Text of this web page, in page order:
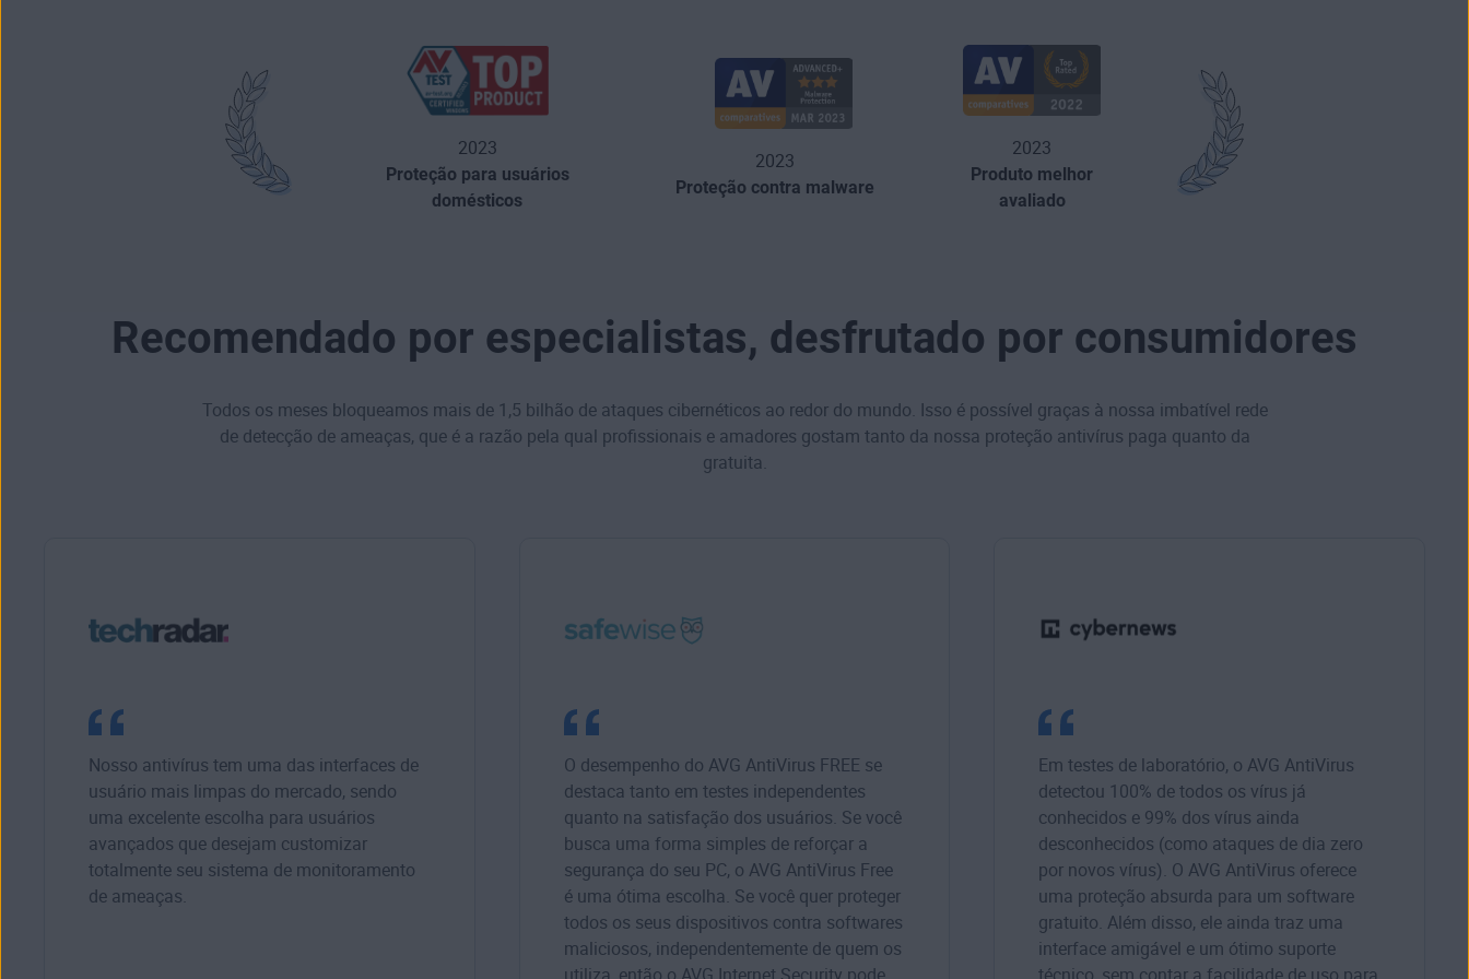
2023
Proteção para usuários
domésticos
2023
Proteção contra malware
2023
Produto melhor
avaliado
Recomendado por especialistas, desfrutado por consumidores
Todos os meses bloqueamos mais de 1,5 bilhão de ataques cibernéticos ao redor do mundo. Isso é possível graças à nossa imbatível rede
de detecção de ameaças, que é a razão pela qual profissionais e amadores gostam tanto da nossa proteção antivírus paga quanto da
gratuita.
Nosso antivírus tem uma das interfaces de
usuário mais limpas do mercado, sendo
uma excelente escolha para usuários
avançados que desejam customizar
totalmente seu sistema de monitoramento
de ameaças.
O desempenho do AVG AntiVirus FREE se
destaca tanto em testes independentes
quanto na satisfação dos usuários. Se você
busca uma forma simples de reforçar a
segurança do seu PC, o AVG AntiVirus Free
é uma ótima escolha. Se você quer proteger
todos os seus dispositivos contra softwares
maliciosos, independentemente de quem os
Em testes de laboratório, o AVG AntiVirus
detectou 100% de todos os vírus já
conhecidos e 99% dos vírus ainda
desconhecidos (como ataques de dia zero
por novos vírus). O AVG AntiVirus oferece
uma proteção absurda para um software
gratuito. Além disso, ele ainda traz uma
interface amigável e um ótimo suporte